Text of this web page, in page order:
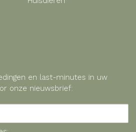
en last-minutes in uw
onze nieuwsbrief: